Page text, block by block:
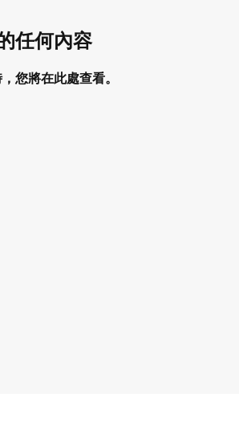
任何內容
您將在此處查看。